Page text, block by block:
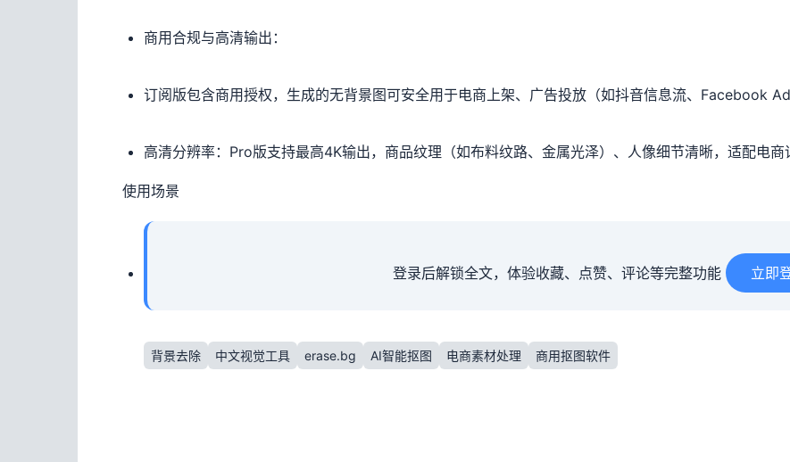
商用合规与高清输出：
订阅版包含商用授权，生成的无背景图可安全用于电商上架、广告投放（如抖音信息流、Facebook
高清分辨率：Pro版支持最高4K输出，商品纹理（如布料纹路、金属光泽）、人像细节清晰，适配电商
使用场景
登录后解锁全文，体验收藏、点赞、评论等完整功能 立即
背景去除 中文视觉工具 erase.bg AI智能抠图 电商素材处理 商用抠图软件